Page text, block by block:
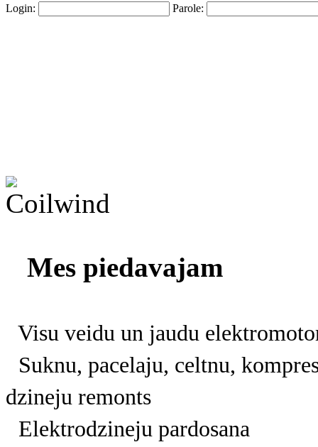
Login: Parole:
Mes piedavajam
Visu veidu un jaudu
Suknu, pacelaju, celtnu,
dzineju remonts
Elektrodzineju pardosana